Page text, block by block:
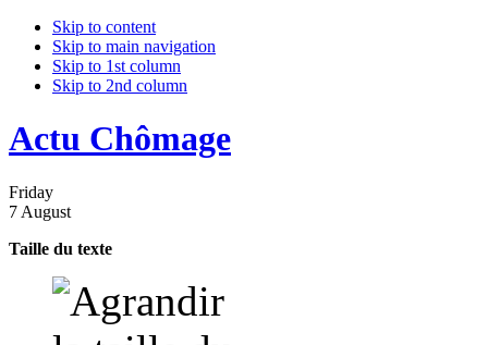
Skip to content
Skip to main navigation
Skip to 1st column
Skip to 2nd column
Actu Chômage
Friday
7 August
Taille du texte